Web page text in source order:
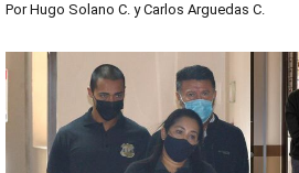
Por Hugo Solano C. y Carlos Arguedas C.